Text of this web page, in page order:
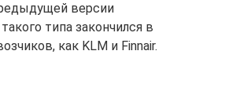
версии
типа закончился в
как KLM и Finnair.